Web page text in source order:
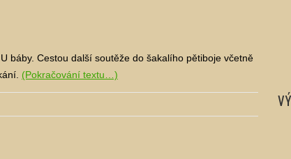
báby. Cestou další soutěže do šakalího pětiboje včetně
(Pokračování textu…)